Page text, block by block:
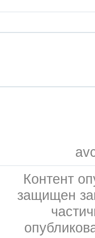
Контент
защищен